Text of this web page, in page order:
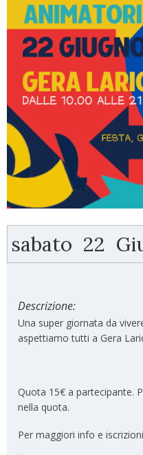
sabato 22
Descrizione:
Una super giornata da
aspettiamo tutti a Gera
Quota 15€ a partecipante.
nella quota.
Per maggiori info e iscrizioni